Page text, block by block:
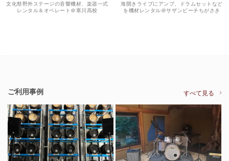
文化祭野外ステージの音響機材、楽器一式
レンタル＆オペレート＠寒川高校
海開きライブにアンプ、ドラムセットなど
を機材レンタル＠サザンビーチちがさき
ご利用事例 すべて見る